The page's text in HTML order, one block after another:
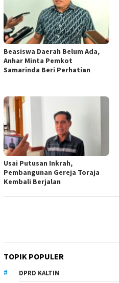
Beasiswa Daerah Belum Ada,
Anhar Minta Pemkot
Samarinda Beri Perhatian
Usai Putusan Inkrah,
Pembangunan Gereja Toraja
Kembali Berjalan
TOPIK POPULER
DPRD KALTIM